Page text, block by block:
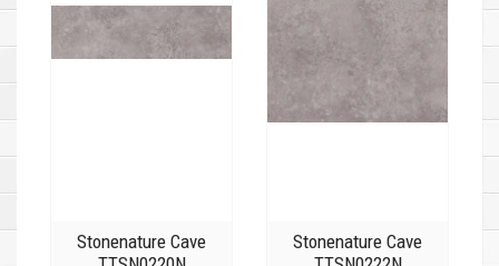
Stonenature Cave
Stonenature Cave